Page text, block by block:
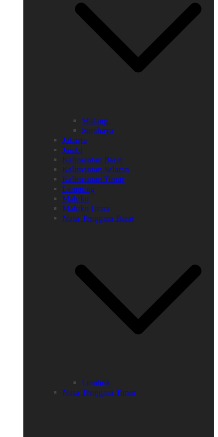
Malang
Surabaya
Jakarta
Jambi
Kalimantan Barat
Kalimantan Selatan
Kalimantan Timur
Lampung
Maluku
Maluku Utara
Nusa Tenggara Barat
Lombok
Nusa Tenggara Timur